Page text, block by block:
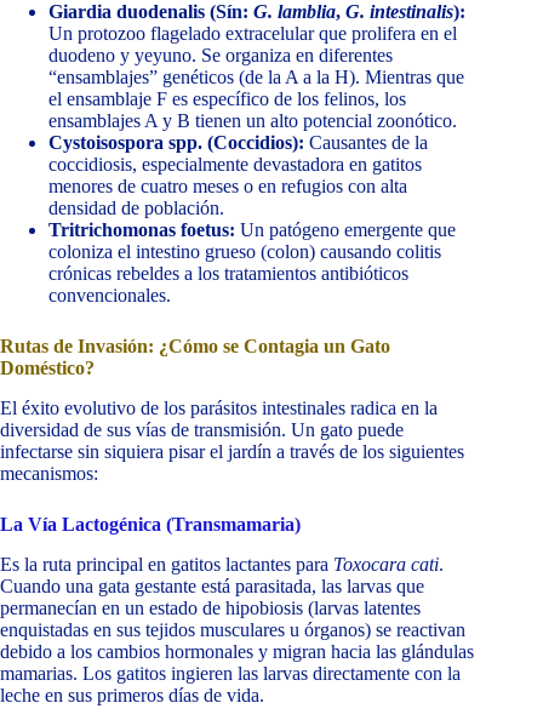
Giardia duodenalis (Sín: G. lamblia, G. intestinalis):
Un protozoo flagelado extracelular que prolifera en el
duodeno y yeyuno. Se organiza en diferentes
“ensamblajes” genéticos (de la A a la H). Mientras que
el ensamblaje F es específico de los felinos, los
ensamblajes A y B tienen un alto potencial zoonótico.
Cystoisospora spp. (Coccidios): Causantes de la
coccidiosis, especialmente devastadora en gatitos
menores de cuatro meses o en refugios con alta
densidad de población.
Tritrichomonas foetus: Un patógeno emergente que
coloniza el intestino grueso (colon) causando colitis
crónicas rebeldes a los tratamientos antibióticos
convencionales.
Rutas de Invasión: ¿Cómo se Contagia un Gato
Doméstico?
El éxito evolutivo de los parásitos intestinales radica en la
diversidad de sus vías de transmisión. Un gato puede
infectarse sin siquiera pisar el jardín a través de los siguientes
mecanismos:
La Vía Lactogénica (Transmamaria)
Es la ruta principal en gatitos lactantes para Toxocara cati.
Cuando una gata gestante está parasitada, las larvas que
permanecían en un estado de hipobiosis (larvas latentes
enquistadas en sus tejidos musculares u órganos) se reactivan
debido a los cambios hormonales y migran hacia las glándulas
mamarias. Los gatitos ingieren las larvas directamente con la
leche en sus primeros días de vida.